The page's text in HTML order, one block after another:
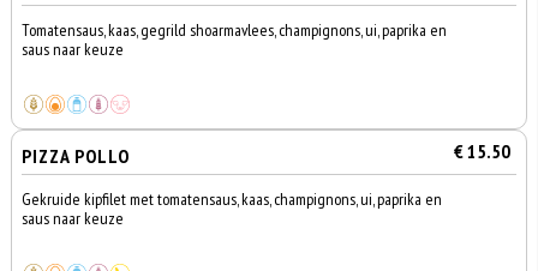
Tomatensaus, kaas, gegrild shoarmavlees, champignons, ui, paprika en
saus naar keuze
PIZZA POLLO € 15.50
Gekruide kipfilet met tomatensaus, kaas, champignons, ui, paprika en
saus naar keuze